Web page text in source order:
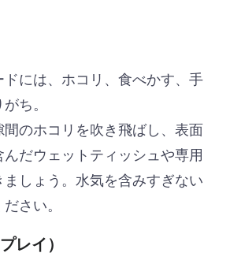
には、ホコリ、食べかす、手
ち。
のホコリを吹き飛ばし、表面
だウェットティッシュや専用
しょう。水気を含みすぎない
さい。
レイ）